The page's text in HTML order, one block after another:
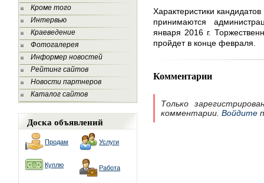
Кроме того
Интервью
Краеведение
Фотогалерея
Информер новостей
Рейтинг сайтов
Новости партнеров
Каталог сайтов
Доска объявлений
Продам Услуги
Куплю Работа
Характеристики
принимаются
января 2016 г.
пройдет в конце февраля.
Комментарии
Только
комментарии. Войдите